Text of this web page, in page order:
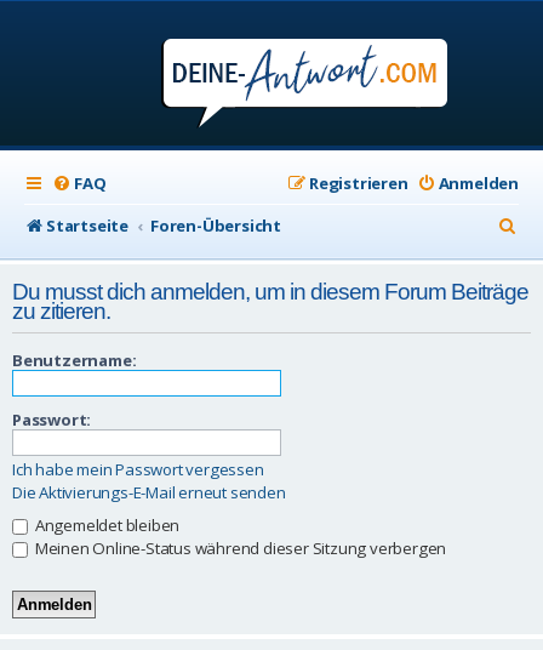
FAQ Anmelden
Registrieren
Startseite
Foren-Übersicht
u
c
h
Du musst dich anmelden, um in diesem Forum Beiträge
zu zitieren.
Benutzername:
Passwort:
Ich habe mein Passwort vergessen
Die Aktivierungs-E-Mail erneut senden
Angemeldet bleiben
Meinen Online-Status während dieser Sitzung verbergen